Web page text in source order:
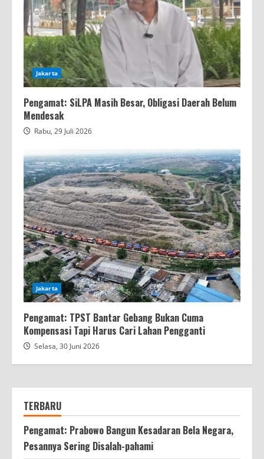
Jakarta
Pengamat: SiLPA Masih Besar, Obligasi Daerah Belum
Mendesak
Rabu, 29 Juli 2026
Jakarta
Pengamat: TPST Bantar Gebang Bukan Cuma
Kompensasi Tapi Harus Cari Lahan Pengganti
Selasa, 30 Juni 2026
TERBARU
Pengamat: Prabowo Bangun Kesadaran Bela Negara,
Pesannya Sering Disalah-pahami